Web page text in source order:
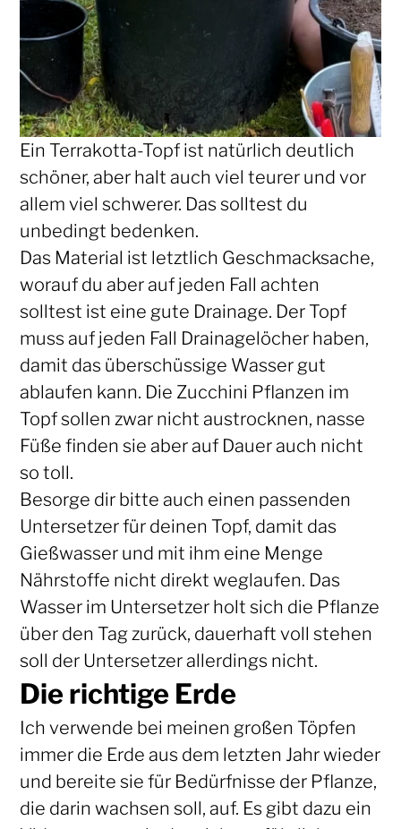
Ein Terrakotta-Topf ist natürlich deutlich
schöner, aber halt auch viel teurer und vor
allem viel schwerer. Das solltest du
unbedingt bedenken.
Das Material ist letztlich Geschmacksache,
worauf du aber auf jeden Fall achten
solltest ist eine gute Drainage. Der Topf
muss auf jeden Fall Drainagelöcher haben,
damit das überschüssige Wasser gut
ablaufen kann. Die Zucchini Pflanzen im
Topf sollen zwar nicht austrocknen, nasse
Füße finden sie aber auf Dauer auch nicht
so toll.
Besorge dir bitte auch einen passenden
Untersetzer für deinen Topf, damit das
Gießwasser und mit ihm eine Menge
Nährstoffe nicht direkt weglaufen. Das
Wasser im Untersetzer holt sich die Pflanze
über den Tag zurück, dauerhaft voll stehen
soll der Untersetzer allerdings nicht.
Die richtige Erde
Ich verwende bei meinen großen Töpfen
immer die Erde aus dem letzten Jahr wieder
und bereite sie für Bedürfnisse der Pflanze,
die darin wachsen soll, auf. Es gibt dazu ein